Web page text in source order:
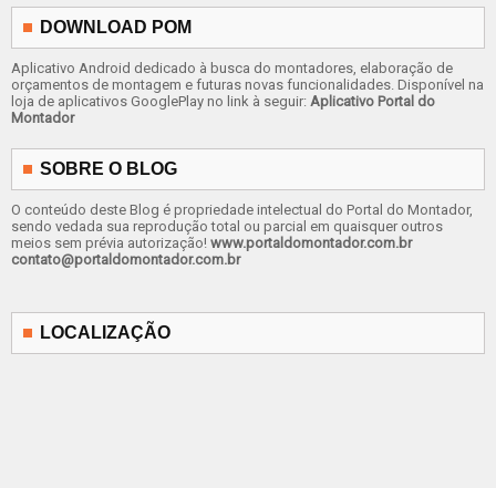
DOWNLOAD POM
Aplicativo Android dedicado à busca do montadores, elaboração de
orçamentos de montagem e futuras novas funcionalidades. Disponível na
loja de aplicativos GooglePlay no link à seguir: Aplicativo Portal do
Montador
SOBRE O BLOG
O conteúdo deste Blog é propriedade intelectual do Portal do Montador,
sendo vedada sua reprodução total ou parcial em quaisquer outros
meios sem prévia autorização! www.portaldomontador.com.br
contato@portaldomontador.com.br
LOCALIZAÇÃO